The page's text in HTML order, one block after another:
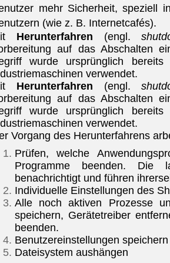
mehr Sicherheit, speziell
(wie z. B. Internetcafés).
Herunterfahren (engl.
auf das Abschalten
wurde ursprünglich
verwendet.
Herunterfahren (engl.
auf das Abschalten
wurde ursprünglich
verwendet.
Vorgang des Herunterfahrens
Prüfen, welche
Programme beenden. Die
benachrichtigt und führen
Individuelle Einstellungen des
Alle noch aktiven Prozesse
speichern, Gerätetreiber
beenden.
Benutzereinstellungen speichern
Dateisystem aushängen